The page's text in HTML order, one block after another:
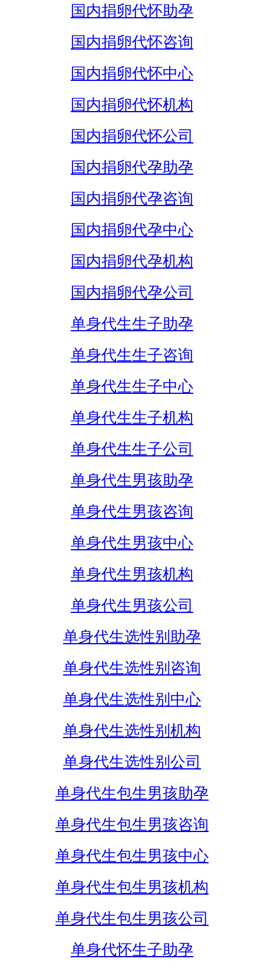
国内捐卵代怀助孕
国内捐卵代怀咨询
国内捐卵代怀中心
国内捐卵代怀机构
国内捐卵代怀公司
国内捐卵代孕助孕
国内捐卵代孕咨询
国内捐卵代孕中心
国内捐卵代孕机构
国内捐卵代孕公司
单身代生生子助孕
单身代生生子咨询
单身代生生子中心
单身代生生子机构
单身代生生子公司
单身代生男孩助孕
单身代生男孩咨询
单身代生男孩中心
单身代生男孩机构
单身代生男孩公司
单身代生选性别助孕
单身代生选性别咨询
单身代生选性别中心
单身代生选性别机构
单身代生选性别公司
单身代生包生男孩助孕
单身代生包生男孩咨询
单身代生包生男孩中心
单身代生包生男孩机构
单身代生包生男孩公司
单身代怀生子助孕